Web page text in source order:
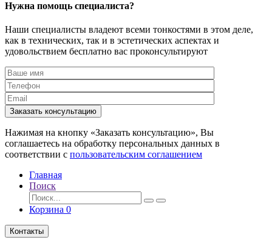
Нужна помощь специалиста?
Наши специалисты владеют всеми тонкостями в этом деле,
как в технических, так и в эстетических аспектах и
удовольствием бесплатно вас проконсультируют
Заказать консультацию
Нажимая на кнопку «Заказать консультацию», Вы
соглашаетесь на обработку персональных данных в
соответствии с пользовательским соглашением
Главная
Поиск
Корзина 0
Контакты